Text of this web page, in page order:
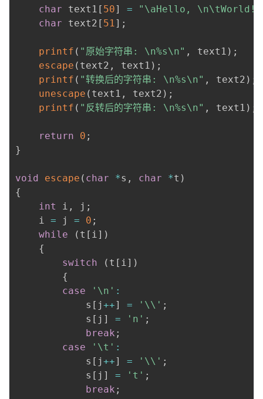
char text1 [ 50] =
"\aHello, \n\tWorld!
char text2 [ 51] ;
printf ( "原始字符串: \n%s\n" , text1 ) ;
escape ( text2 , text1 ) ;
printf ( "转换后的字符串: \n%s\n" , text2 ) ;
unescape ( text1 , text2 ) ;
printf ( "反转后的字符串: \n%s\n" , text1 ) ;
return 0 ;
}
void escape ( char *s , char *t )
{
int
i , j ;
    i
= j = 0 ;
while
( t [ i] )
{
switch
( t [ i] )
{
case
'\n' :
            s
[ j ++] = '\\' ;
            s
[ j ] = 'n' ;
break ;
case
'\t' :
            s
[ j ++] = '\\' ;
            s
[ j ] = 't' ;
break ;